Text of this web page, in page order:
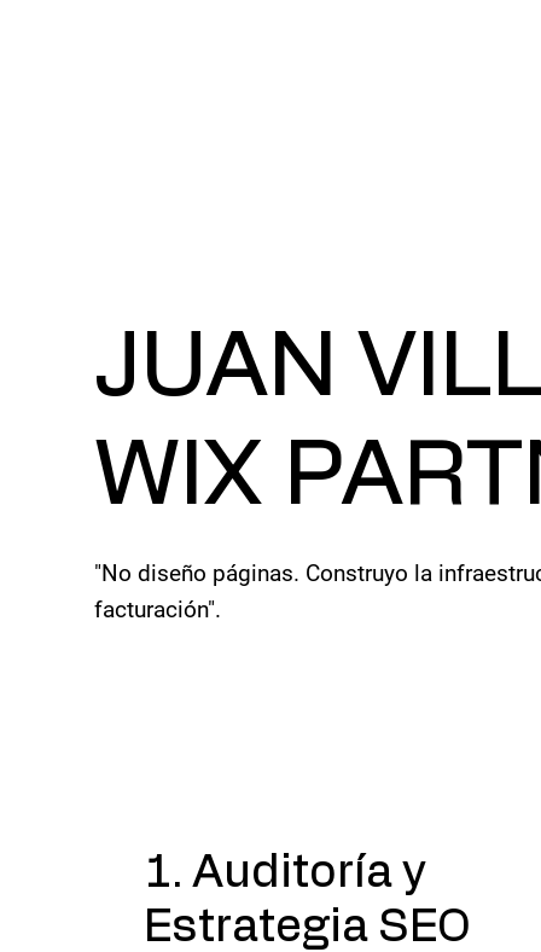
JUAN
WIX
"No diseño páginas. Construyo la
facturación".
1. Auditoría y
Estrategia SEO